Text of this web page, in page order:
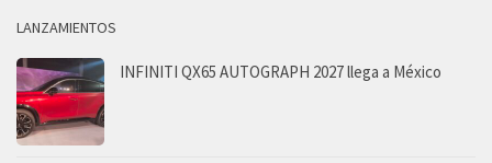
LANZAMIENTOS
INFINITI QX65 AUTOGRAPH 2027 llega a México